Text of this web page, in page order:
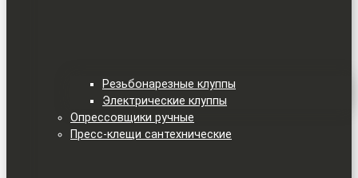
Резьбонарезные клуппы
Электрические клуппы
Опрессовщики ручные
Пресс-клещи сантехнические